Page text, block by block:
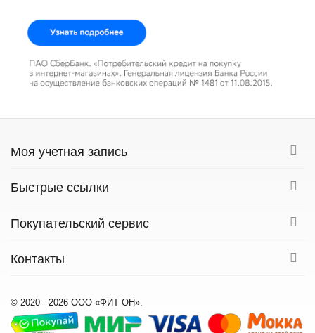
Моя учетная запись
Быстрые ссылки
Покупательский сервис
Контакты
© 2020 - 2026 ООО «ФИТ ОН».